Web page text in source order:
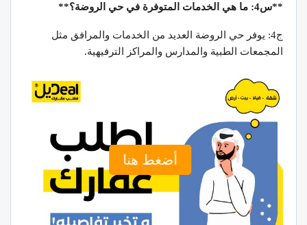
**س4: ما هي الخدمات المتوفرة في حي الروضة؟**
ج4: يوفر حي الروضة العديد من الخدمات والمرافق مثل
المجمعات الطبية والمدارس والمراكز الترفيهية.
أضغط هنا